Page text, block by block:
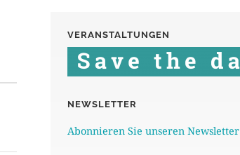
VERANSTALTUNGEN
NEWSLETTER
Abonnieren Sie unseren Newsletter